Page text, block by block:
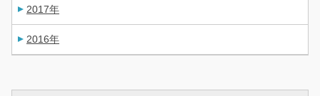
2017年
2016年